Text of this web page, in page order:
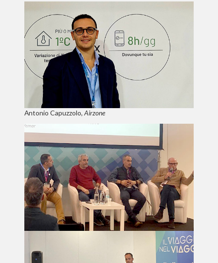
Antonio Capuzzolo, Airzone